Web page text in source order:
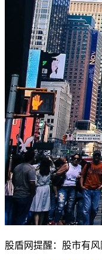
股盾网提醒：股市有风